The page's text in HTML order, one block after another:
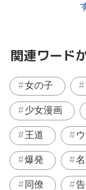
関連ワード
女の子
少女漫画
王道
爆発
同僚